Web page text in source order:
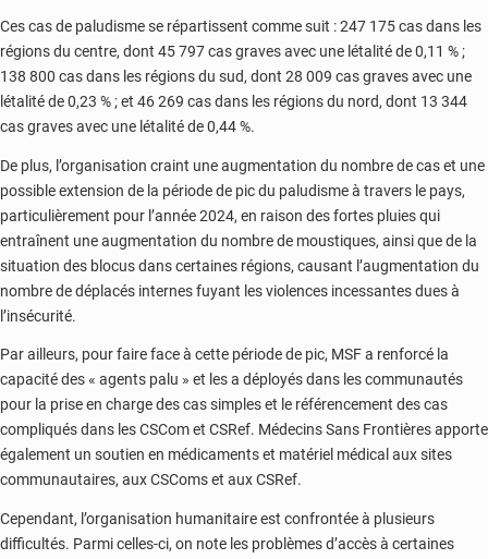
Ces cas de paludisme se répartissent comme suit : 247 175 cas dans les
régions du centre, dont 45 797 cas graves avec une létalité de 0,11 % ;
138 800 cas dans les régions du sud, dont 28 009 cas graves avec une
létalité de 0,23 % ; et 46 269 cas dans les régions du nord, dont 13 344
cas graves avec une létalité de 0,44 %.
De plus, l’organisation craint une augmentation du nombre de cas et une
possible extension de la période de pic du paludisme à travers le pays,
particulièrement pour l’année 2024, en raison des fortes pluies qui
entraînent une augmentation du nombre de moustiques, ainsi que de la
situation des blocus dans certaines régions, causant l’augmentation du
nombre de déplacés internes fuyant les violences incessantes dues à
l’insécurité.
Par ailleurs, pour faire face à cette période de pic, MSF a renforcé la
capacité des « agents palu » et les a déployés dans les communautés
pour la prise en charge des cas simples et le référencement des cas
compliqués dans les CSCom et CSRef. Médecins Sans Frontières apporte
également un soutien en médicaments et matériel médical aux sites
communautaires, aux CSComs et aux CSRef.
Cependant, l’organisation humanitaire est confrontée à plusieurs
difficultés. Parmi celles-ci, on note les problèmes d’accès à certaines